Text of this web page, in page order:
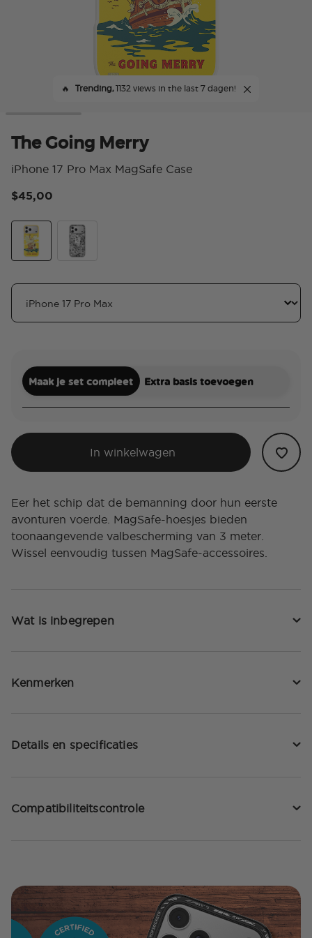
🔥 Trending,1132 views in the last 7 dagen!
The Going Merry
iPhone 17 Pro Max MagSafe Case
$45,00
Maak je set compleet Extra basis toevoegen
In winkelwagen
Eer het schip dat de bemanning door hun eerste
avonturen voerde. MagSafe-hoesjes bieden
toonaangevende valbescherming van 3 meter.
Wissel eenvoudig tussen MagSafe-accessoires.
Wat is inbegrepen
Kenmerken
Details en specificaties
Compatibiliteitscontrole